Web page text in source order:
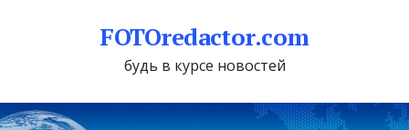
FOTOredactor.com
будь в курсе новостей